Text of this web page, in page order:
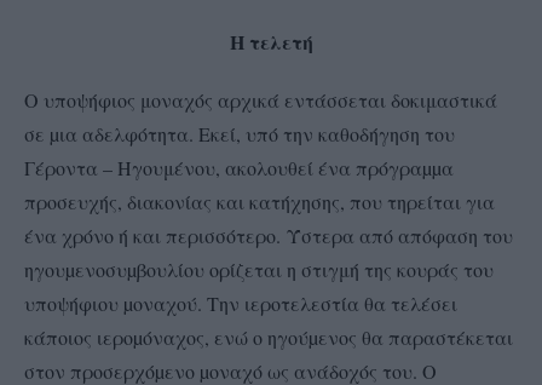
Η τελετή
Ο υποψήφιος μοναχός αρχικά εντάσσεται δοκιμαστικά
σε µια αδελφότητα. Εκεί, υπό την καθοδήγηση του
Γέροντα – Ηγουμένου, ακολουθεί ένα πρόγραµµα
προσευχής, διακονίας και κατήχησης, που τηρείται για
ένα χρόνο ή και περισσότερο. Ύστερα από απόφαση του
ηγουµενοσυµβουλίου ορίζεται η στιγμή της κουράς του
υποψήφιου µοναχού. Την ιεροτελεστία θα τελέσει
κάποιος ιεροµόναχος, ενώ ο ηγούµενος θα παραστέκεται
στον προσερχόµενο µοναχό ως ανάδοχός του. Ο